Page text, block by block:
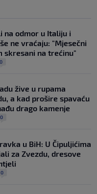
na odmor u Italiju i
ne vraćaju: "Mjesečni
skresani na trećinu"
0
žive u rupama
a kad prošire spavaću
drago kamenje
0
u BiH: U Čipuljićima
za Zvezdu, dresove
0